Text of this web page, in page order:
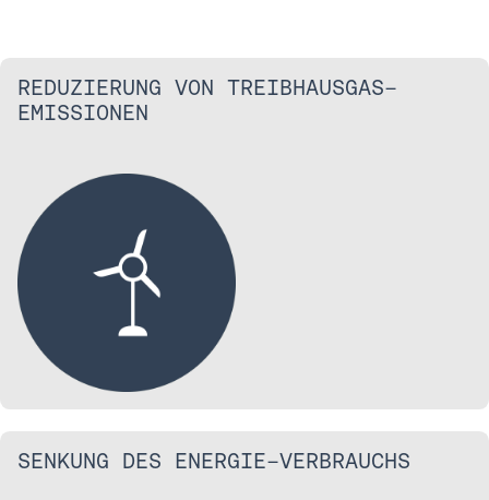
REDUZIERUNG VON TREIBHAUSGAS-
EMISSIONEN
SENKUNG DES ENERGIE-VERBRAUCHS